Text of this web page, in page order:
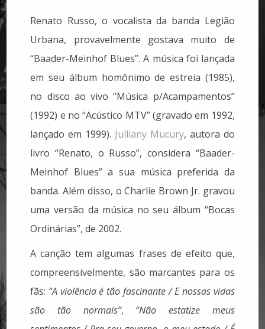
Renato Russo, o vocalista da banda Legião
Urbana, provavelmente gostava muito de
“Baader-Meinhof Blues”. A música foi lançada
em seu álbum homônimo de estreia (1985),
no disco ao vivo “Música p/Acampamentos”
(1992) e no “Acústico MTV” (gravado em 1992,
lançado em 1999). Julliany Mucury, autora do
livro “Renato, o Russo”, considera “Baader-
Meinhof Blues” a sua música preferida da
banda. Além disso, o Charlie Brown Jr. gravou
uma versão da música no seu álbum “Bocas
Ordinárias”, de 2002.
A canção tem algumas frases de efeito que,
compreensivelmente, são marcantes para os
fãs: “A violência é tão fascinante / E nossas vidas
são tão normais”, “Não estatize meus